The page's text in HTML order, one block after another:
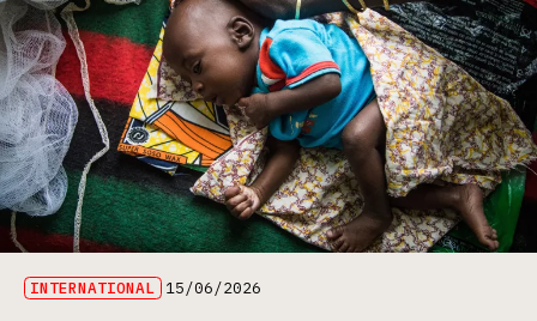
INTERNATIONAL 15/06/2026